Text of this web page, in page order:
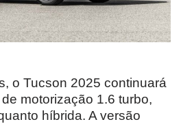
o Tucson 2025 continuará
motorização 1.6 turbo,
híbrida. A versão